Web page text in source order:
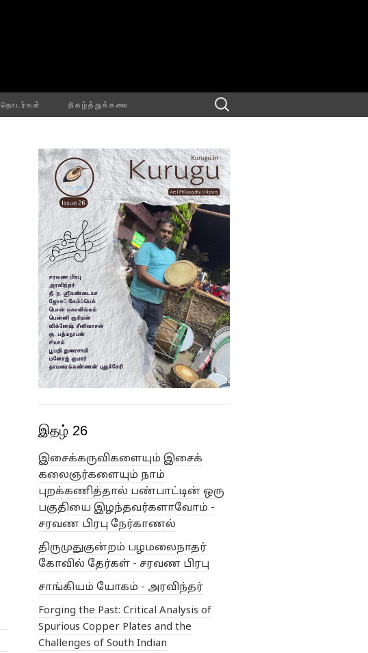
தொடர்கள் நிகழ்த்துக்கலை
Searc
h for:
இதழ் 26
இசைக்கருவிகளையும் இசைக்
கலைஞர்களையும் நாம்
புறக்கணித்தால் பண்பாட்டின் ஒரு
பகுதியை இழந்தவர்களாவோம் -
சரவண பிரபு நேர்காணல்
திருமுதுகுன்றம் பழமலைநாதர்
கோவில் தேர்கள் - சரவண பிரபு
சாங்கியம் யோகம் - அரவிந்தர்
Forging the Past: Critical Analysis of
Spurious Copper Plates and the
Challenges of South Indian